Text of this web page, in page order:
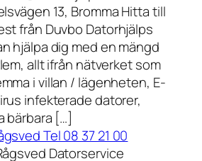
13, Bromma Hitta till
från Duvbo Datorhjälps
hjälpa dig med en mängd
allt ifrån nätverket som
i villan / lägenheten, E-
infekterade datorer,
bärbara […]
Tel 08 37 21 00
Datorservice